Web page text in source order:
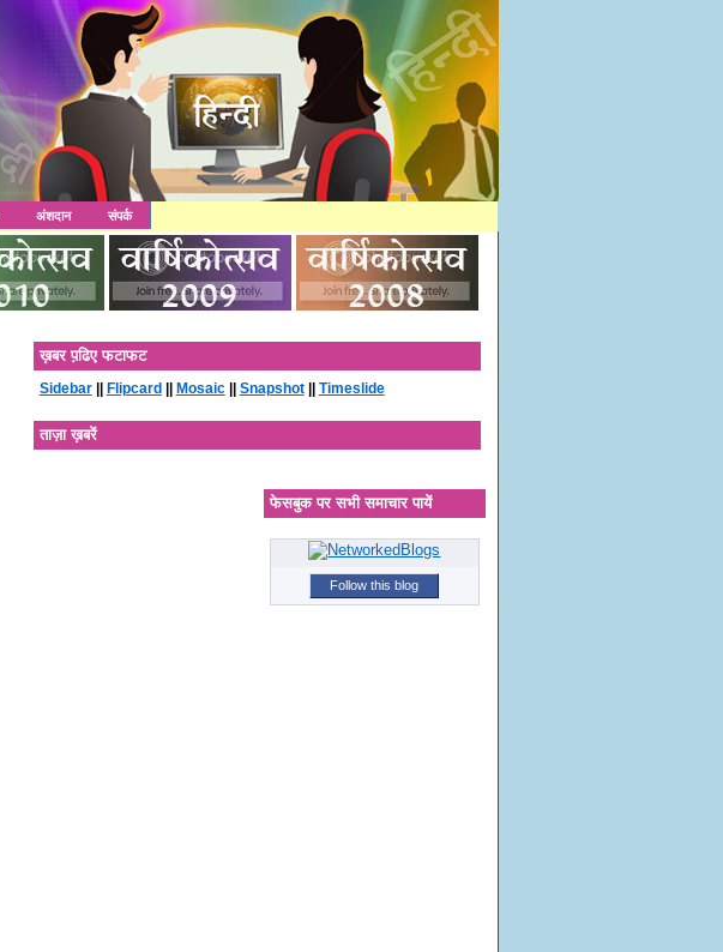
अंशदान संपर्क
ख़बर प़ढिए फटाफट
Sidebar|| Flipcard|| Mosaic|| Snapshot|| Timeslide
ताज़ा ख़बरें
फेसबुक पर सभी समाचार पायें
Follow this blog